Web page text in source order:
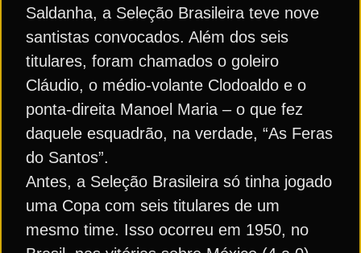
Saldanha, a Seleção Brasileira teve nove
santistas convocados. Além dos seis
titulares, foram chamados o goleiro
Cláudio, o médio-volante Clodoaldo e o
ponta-direita Manoel Maria – o que fez
daquele esquadrão, na verdade, “As Feras
do Santos”.
Antes, a Seleção Brasileira só tinha jogado
uma Copa com seis titulares de um
mesmo time. Isso ocorreu em 1950, no